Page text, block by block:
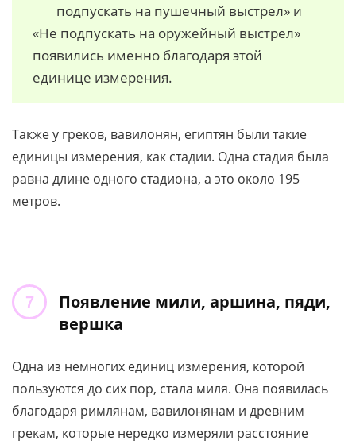
подпускать на пушечный выстрел» и
«Не подпускать на оружейный выстрел»
появились именно благодаря этой
единице измерения.
Также у греков, вавилонян, египтян были такие
единицы измерения, как стадии. Одна стадия была
равна длине одного стадиона, а это около 195
метров.
Появление мили, аршина, пяди,
вершка
Одна из немногих единиц измерения, которой
пользуются до сих пор, стала миля. Она появилась
благодаря римлянам, вавилонянам и древним
грекам, которые нередко измеряли расстояние